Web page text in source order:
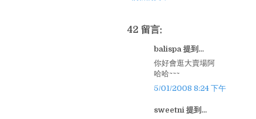
42 留言:
balispa 提到...
你好會逛大賣場阿
哈哈~~~
5/01/2008 8:24 下午
sweetni 提到...